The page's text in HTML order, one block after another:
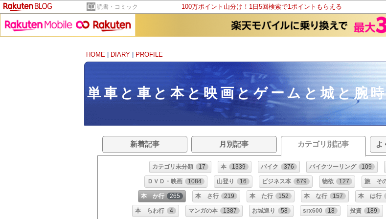
読書・コミック 100万ポイント山分け！1日5回検索で1ポイントもらえる
HOME
DIARY PROFILE
単車と車と本と映画とゲームと城と腕
新着記事 月別記事 カテゴリ別記事 よ
カテゴリ未分類 17 本 1339 バイク 376 バイクツーリング 109
ＤＶＤ・映画 1084 山登り 16 ビジネス本 679 物欲 127 旅 そ
本 か行 265 本 さ行 219 本 た行 152 本 な行 157 本 は行
本 らわ行 4 マンガの本 1387 お城巡り 58 srx600 18 投資 189